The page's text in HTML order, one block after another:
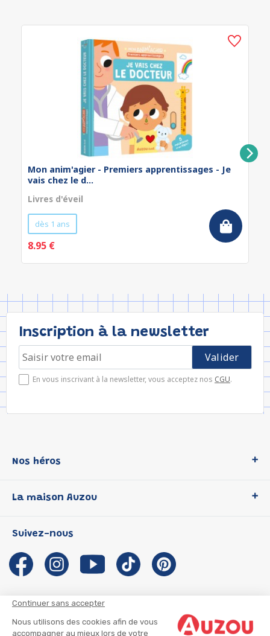
Continuer sans accepter
Nous utilisons des cookies afin de vous
accompagner au mieux lors de votre
Mon anim'agier - Premiers apprentissages - Je
vais chez le d...
Livres d'éveil
dès 1 ans
8.95 €
Inscription à la newsletter
En vous inscrivant à la newsletter, vous acceptez nos CGU.
Nos héros
P'tit Loup
Les Influenceuses
Migali
Petite Taupe
La maison Auzou
Notre histoire
Auzou s'engage
Auteurs et illustrateurs Auzou
Suivre mon colis
Suivez-nous
CGU